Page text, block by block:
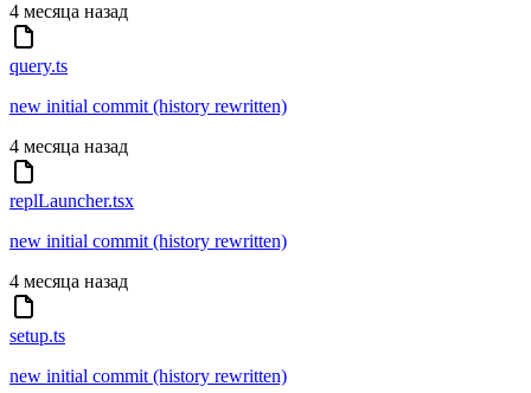
4 месяца назад
query.ts
new initial commit (history rewritten)
4 месяца назад
replLauncher.tsx
new initial commit (history rewritten)
4 месяца назад
setup.ts
new initial commit (history rewritten)